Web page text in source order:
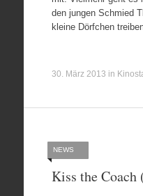
den jungen Schmied
kleine Dörfchen
30. März 2013 in
NEWS
Kiss the Coach